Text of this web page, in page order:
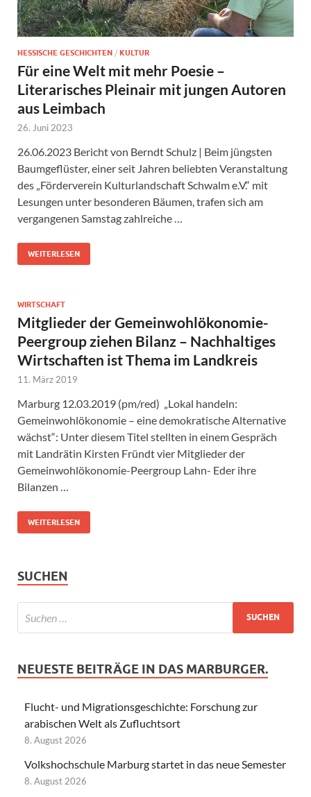
HESSISCHE GESCHICHTEN / KULTUR
Für eine Welt mit mehr Poesie –
Literarisches Pleinair mit jungen Autoren
aus Leimbach
26. Juni 2023
26.06.2023 Bericht von Berndt Schulz | Beim jüngsten
Baumgeflüster, einer seit Jahren beliebten Veranstaltung
des „Förderverein Kulturlandschaft Schwalm e.V.“ mit
Lesungen unter besonderen Bäumen, trafen sich am
vergangenen Samstag zahlreiche …
WEITERLESEN
WIRTSCHAFT
Mitglieder der Gemeinwohlökonomie-
Peergroup ziehen Bilanz – Nachhaltiges
Wirtschaften ist Thema im Landkreis
11. März 2019
Marburg 12.03.2019 (pm/red) „Lokal handeln:
Gemeinwohlökonomie – eine demokratische Alternative
wächst“: Unter diesem Titel stellten in einem Gespräch
mit Landrätin Kirsten Fründt vier Mitglieder der
Gemeinwohlökonomie-Peergroup Lahn- Eder ihre
Bilanzen …
WEITERLESEN
SUCHEN
NEUESTE BEITRÄGE IN DAS MARBURGER.
Flucht- und Migrationsgeschichte: Forschung zur
arabischen Welt als Zufluchtsort
8. August 2026
Volkshochschule Marburg startet in das neue Semester
8. August 2026